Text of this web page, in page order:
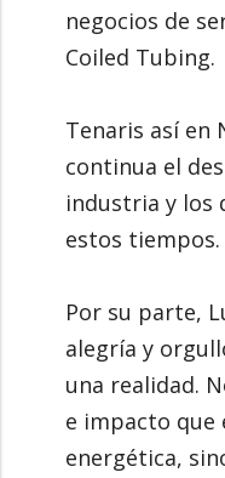
negocios de
Coiled Tubing.
Tenaris así en
continua el
industria y los
estos tiempos.
Por su parte,
alegría y
una realidad.
e impacto que
energética,